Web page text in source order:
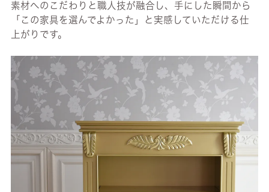
素材へのこだわりと職人技が融合し、手にした瞬間から
「この家具を選んでよかった」と実感していただける仕
上がりです。